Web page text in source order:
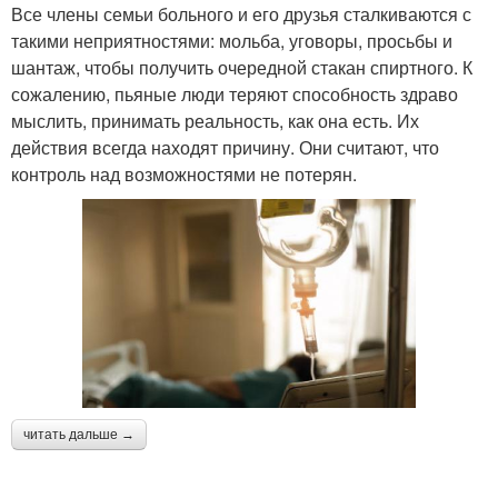
Все члены семьи больного и его друзья сталкиваются с
такими неприятностями: мольба, уговоры, просьбы и
шантаж, чтобы получить очередной стакан спиртного. К
сожалению, пьяные люди теряют способность здраво
мыслить, принимать реальность, как она есть. Их
действия всегда находят причину. Они считают, что
контроль над возможностями не потерян.
читать дальше →